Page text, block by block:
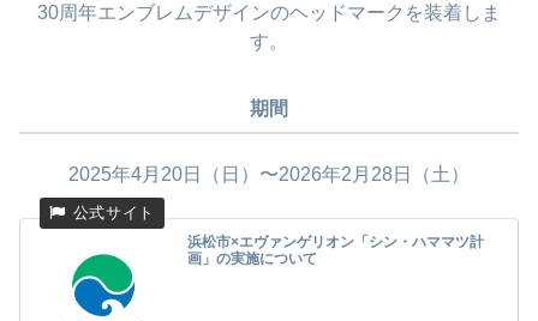
30周年エンブレムデザインのヘッドマークを装着しま
す。
期間
2025年4月20日（日）〜2026年2月28日（土）
浜松市×エヴァンゲリオン「シン・ハママツ計
画」の実施について